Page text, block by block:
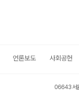
언론보도 사회공헌
06643 서